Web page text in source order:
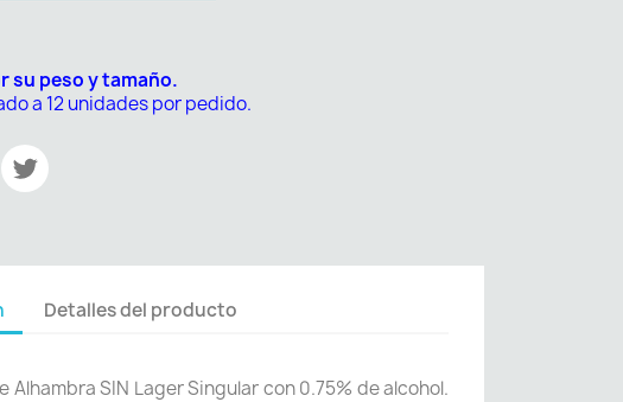
su peso y tamaño.
a 12 unidades por pedido.
Detalles del producto
Alhambra SIN Lager Singular con 0.75% de alcohol.